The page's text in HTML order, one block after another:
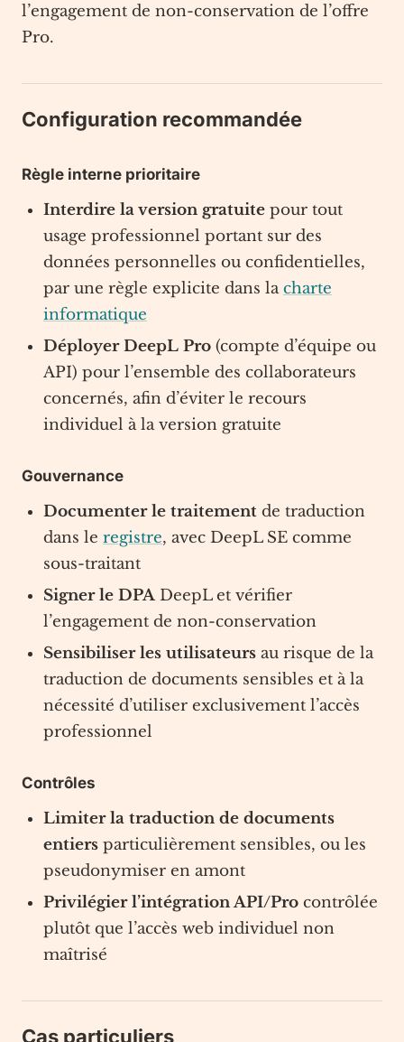
l’engagement de non-conservation de l’offre
Pro.
Configuration recommandée
Règle interne prioritaire
Interdire la version gratuite pour tout
usage professionnel portant sur des
données personnelles ou confidentielles,
par une règle explicite dans lacharte
informatique
Déployer DeepL Pro (compte d’équipe ou
API) pour l’ensemble des collaborateurs
concernés, afin d’éviter le recours
individuel à la version gratuite
Gouvernance
Documenter le traitement de traduction
dans le registre, avec DeepL SE comme
sous-traitant
Signer le DPADeepL et vérifier
l’engagement de non-conservation
Sensibiliser les utilisateurs au risque de la
traduction de documents sensibles et à la
nécessité d’utiliser exclusivement l’accès
professionnel
Contrôles
Limiter la traduction de documents
entiers particulièrement sensibles, ou les
pseudonymiser en amont
Privilégier l’intégration API/Pro contrôlée
plutôt que l’accès web individuel non
maîtrisé
Cas particuliers